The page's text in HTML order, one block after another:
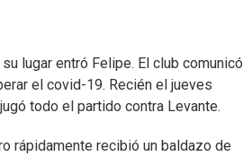
lugar entró Felipe. El club comunicó
el covid-19. Recién el jueves
todo el partido contra Levante.
rápidamente recibió un baldazo de